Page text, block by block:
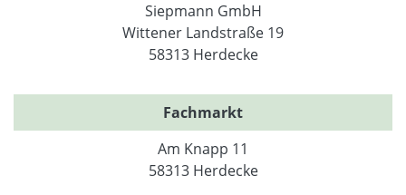
Siepmann GmbH
Wittener Landstraße 19
58313 Herdecke
Fachmarkt
Am Knapp 11
58313 Herdecke